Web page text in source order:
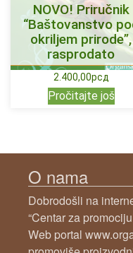
NOVO! Priručnik
“Baštovanstvo
okriljem prirode”,
rasprodato
2.400,00рсд
Pročitajte još
O nama
Dobrodošli na
“Centar za
Web portal